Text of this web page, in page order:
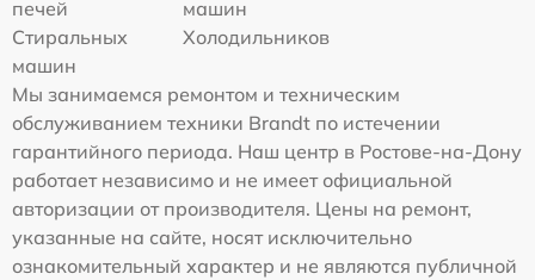
печей
машин
Стиральных
машин
Холодильников
Мы занимаемся ремонтом и техническим
обслуживанием техники Brandt по истечении
гарантийного периода. Наш центр в Ростове-на-Дону
работает независимо и не имеет официальной
авторизации от производителя. Цены на ремонт,
указанные на сайте, носят исключительно
ознакомительный характер и не являются публичной